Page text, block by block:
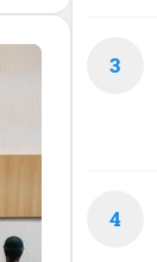
3
4